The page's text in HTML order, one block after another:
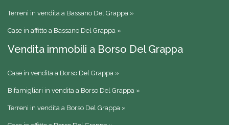
Terreni in vendita a Bassano Del Grappa »
Case in affitto a Bassano Del Grappa »
Vendita immobili a Borso Del Grappa
Case in vendita a Borso Del Grappa »
Bifamigliari in vendita a Borso Del Grappa »
Terreni in vendita a Borso Del Grappa »